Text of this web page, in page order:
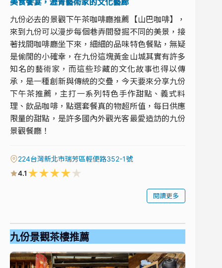
九份必去的景觀下午茶咖啡廳推薦【山巴咖啡】，
來到九份可以漫步每個巷弄間發掘不同的美景，接
著找間咖啡廳坐下來，細細的品味特色餐點，無疑
是偷閒的小確幸，在九份這塊黃金山城其實有許多
知名的藝術家，而這些珍藏的文化故事也得以傳
承，是一種創新與傳統的交疊，今天要來分享九份
下午茶推薦，主打一系列特色手作甜點、義式料
理、飲品咖啡，點選套餐真的物超所值，每日供應
限量的甜點，是許多國內外觀光客最愛造訪的九份
景觀餐廳！
224台灣新北市瑞芳區輕便路352-1號
4.1 ★★★★★
閱讀更多
九份景觀茶樓推薦